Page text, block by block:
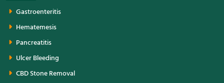
Gastroenteritis
Hematemesis
Pancreatitis
Ulcer Bleeding
CBD Stone Removal